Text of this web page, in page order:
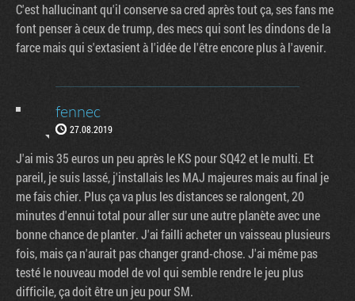
C'est hallucinant qu'il conserve sa cred après tout ça, ses fans me
font penser à ceux de trump, des mecs qui sont les dindons de la
farce mais qui s'extasient à l'idée de l'être encore plus à l'avenir.
fennec
27.08.2019
J'ai mis 35 euros un peu après le KS pour SQ42 et le multi. Et
pareil, je suis lassé, j'installais les MAJ majeures mais au final je
me fais chier. Plus ça va plus les distances se ralongent, 20
minutes d'ennui total pour aller sur une autre planète avec une
bonne chance de planter. J'ai failli acheter un vaisseau plusieurs
fois, mais ça n'aurait pas changer grand-chose. J'ai même pas
testé le nouveau model de vol qui semble rendre le jeu plus
difficile, ça doit être un jeu pour SM.